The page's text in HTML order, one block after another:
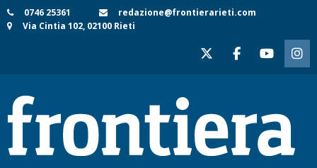
Skip
to
0746 25361
redazione@frontierarieti.com
Via Cintia 102, 02100 Rieti